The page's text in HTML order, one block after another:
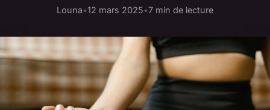
Louna•12 mars 2025•7 min de lecture